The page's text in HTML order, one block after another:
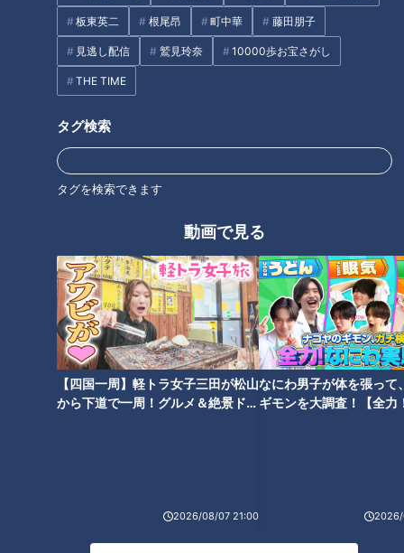
板東英二 根尾昂 町中華 藤田朋子
見逃し配信 鷲見玲奈 10000歩お宝さがし
THE TIME
タグ検索
タグを検索できます
動画で見る
【四国一周】軽トラ女子三田が松山
から下道で一周！グルメ＆絶景ドラ
2026/08/07 21:00
なにわ男子が体を張って
ギモンを大調査！【全力
2026/
オススメ関連コンテンツ
自動販売機で買える“ニンニク仕
続出！『スリラチャの赤備え』
が作れるワケ
脅威の1Kgデカ盛りメニューが
たくさん！人気ファミレス店の
CBC若狭アナがくだを巻く！
『THE TIME,』中継に「取り扱